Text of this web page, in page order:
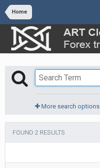
Home
More search options
FOUND 2 RESULTS